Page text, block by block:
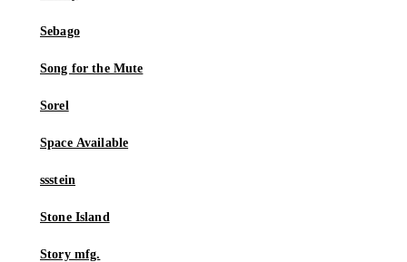
Sebago
Song for the Mute
Sorel
Space Available
ssstein
Stone Island
Story mfg.